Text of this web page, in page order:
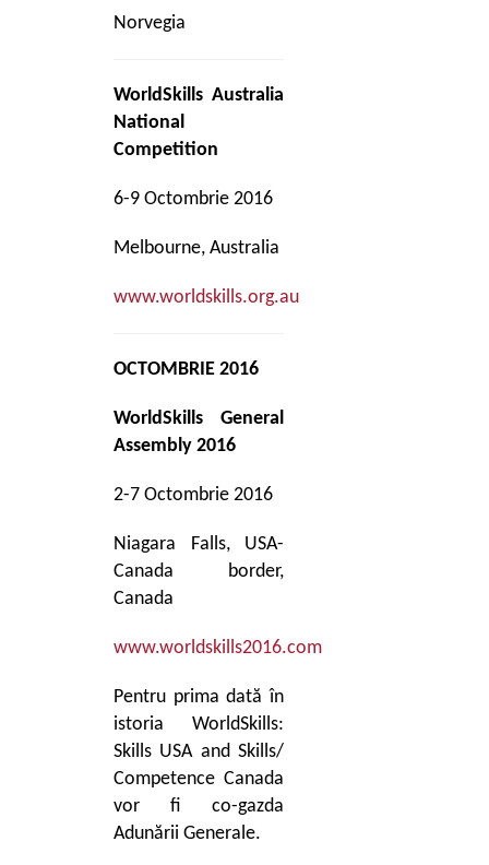
Norvegia
WorldSkills Australia
National
Competition
6-9 Octombrie 2016
Melbourne, Australia
www.worldskills.org.au
OCTOMBRIE 2016
WorldSkills General
Assembly 2016
2-7 Octombrie 2016
Niagara Falls, USA-
Canada border,
Canada
www.worldskills2016.com
Pentru prima dată în
istoria WorldSkills:
Skills USA and Skills/
Competence Canada
vor fi co-gazda
Adunării Generale.